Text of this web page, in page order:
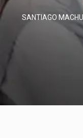
SANTIAGO